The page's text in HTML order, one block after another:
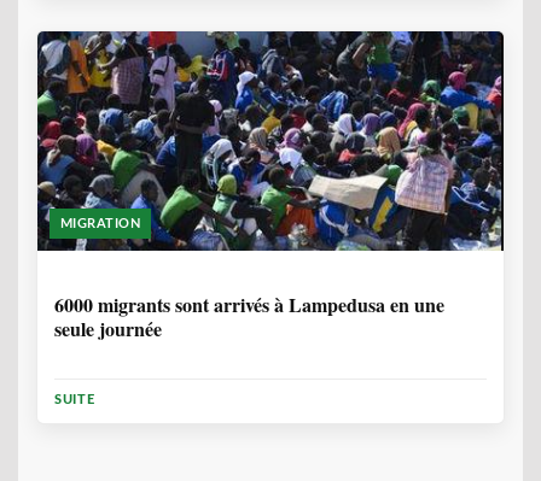
MIGRATION
6000 migrants sont arrivés à Lampedusa en une
seule journée
SUITE